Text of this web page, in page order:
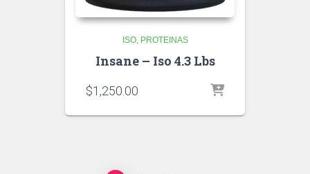
ISO PROTEINAS
Insane – Iso 4.3 Lbs
$1,250.00